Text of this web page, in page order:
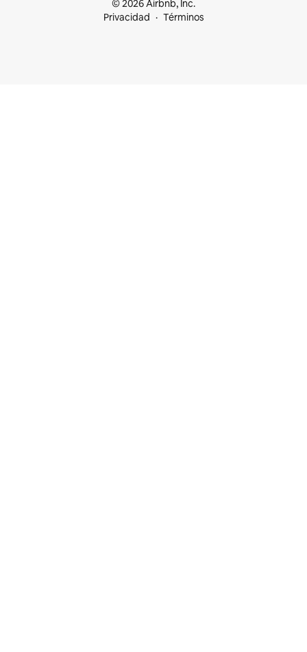
© 2026 Airbnb, Inc.
Privacidad
Términos